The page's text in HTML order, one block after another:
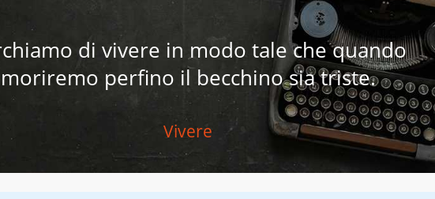
di vivere in modo tale che quando
moriremo perfino il becchino sia triste.
Vivere